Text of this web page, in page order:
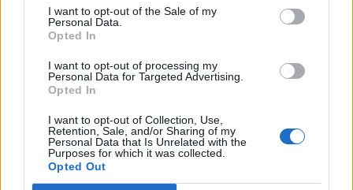
I want to opt-out of the Sale of my
Personal Data.
Opted In
I want to opt-out of processing my
Personal Data for Targeted Advertising.
Opted In
I want to opt-out of Collection, Use,
Retention, Sale, and/or Sharing of my
Personal Data that Is Unrelated with the
Purposes for which it was collected.
Opted Out